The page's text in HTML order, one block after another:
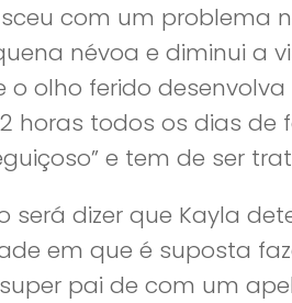
com um problema
névoa e diminui a
o olho ferido
horas todos os dias de
e tem de ser
será dizer que Kayla
em que é suposta
pai de com um